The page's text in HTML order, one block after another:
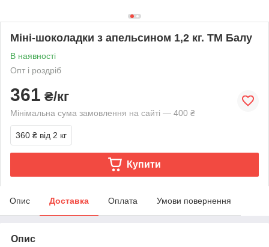
Міні-шоколадки з апельсином 1,2 кг. ТМ Балу
В наявності
Опт і роздріб
361 ₴/кг
Мінімальна сума замовлення на сайті — 400 ₴
360 ₴ від 2 кг
Купити
Опис Доставка Оплата Умови повернення
Опис